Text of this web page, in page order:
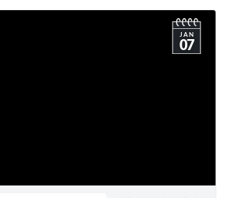
JAN
07